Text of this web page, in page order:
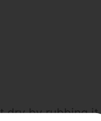
dry by rubbing